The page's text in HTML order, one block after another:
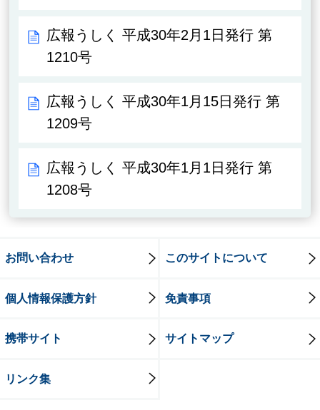
広報うしく 平成30年2月1日発行 第
1210号
広報うしく 平成30年1月15日発行 第
1209号
広報うしく 平成30年1月1日発行 第
1208号
お問い合わせ このサイトについて
個人情報保護方針 免責事項
携帯サイト サイトマップ
リンク集